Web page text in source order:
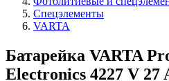
Спецэлементы
VARTA
Батарейка VARTA
Electronics 4227 V 27